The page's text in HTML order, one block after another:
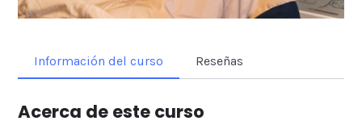
Información del curso Reseñas
Acerca de este curso